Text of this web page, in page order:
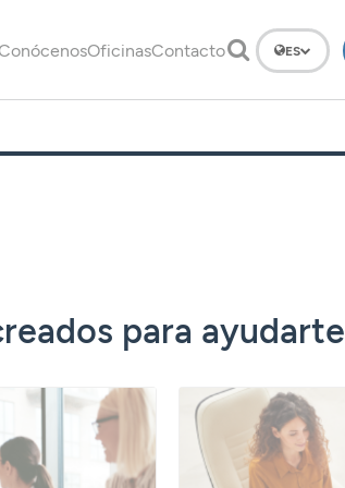
OficinasContacto ES
para ayudarte